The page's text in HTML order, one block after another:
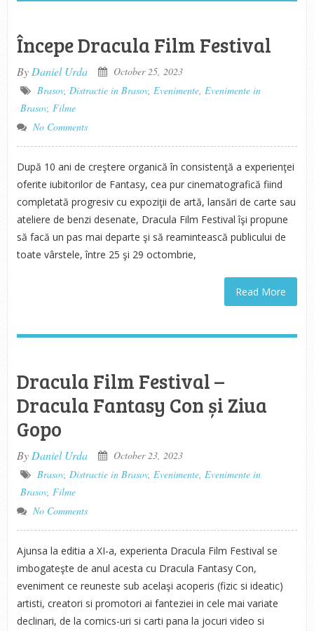
Începe Dracula Film Festival
By Daniel Urda
October 25, 2023
Brasov, Distractie in Brasov, Evenimente, Evenimente in
Brasov, Filme
No Comments
După 10 ani de creştere organică în consistenţă a experienţei
oferite iubitorilor de Fantasy, cea pur cinematografică fiind
completată progresiv cu expoziţii de artă, lansări de carte sau
ateliere de benzi desenate, Dracula Film Festival îşi propune
să facă un pas mai departe şi să reamintească publicului de
toate vârstele, între 25 şi 29 octombrie,
Read More
Dracula Film Festival –
Dracula Fantasy Con și Ziua
Gopo
By Daniel Urda
October 23, 2023
Brasov, Distractie in Brasov, Evenimente, Evenimente in
Brasov, Filme
No Comments
Ajunsa la editia a XI-a, experienta Dracula Film Festival se
imbogateşte de anul acesta cu Dracula Fantasy Con,
eveniment ce reuneste sub acelaşi acoperis (fizic si ideatic)
artisti, creatori si promotori ai fanteziei in cele mai variate
declinari, de la comics-uri si carti pana la jocuri video si